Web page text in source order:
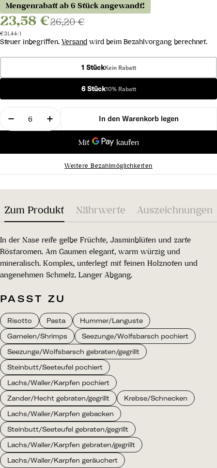
Mengenrabatt ab 6 Stück angewandt!
23,58 €26,20 €
Stückpreis
€31,44/pro
l
Steuer inbegriffen. Versand wird beim Bezahlvorgang berechnet.
1 StückKein Rabatt
6 Stück10% Rabatt
Menge
Menge für Chardonnay Ronco Bernizza DOC
Menge für Chardonnay Ronco Bernizza
In den Warenkorb legen
Weitere Bezahlmöglichkeiten
Zum Produkt Nährwerte Auszeichnungen
In der Nase reife gelbe Früchte, Jasminblüten und zarte
Röstaromen. Am Gaumen elegant, warm würzig und
mineralisch. Komplex, unterlegt mit feinen Holznoten und
angenehmen Schmelz. Langer Abgang.
PASST ZU
Risotto Pasta
Hummer/Languste
Garnelen/Shrimps
Seezunge/Wolfsbarsch pochiert
Seezunge/Wolfsbarsch gebraten/gegrillt
Steinbutt/Seeteufel pochiert
Lachs/Waller/Karpfen pochiert
Zander/Hecht gebraten/gegrillt
Krebse/Schnecken
Lachs/Waller/Karpfen gebacken
Steinbutt/Seeteufel gebraten/gegrillt
Lachs/Waller/Karpfen gebraten/gegrillt
Lachs/Waller/Karpfen geräuchert